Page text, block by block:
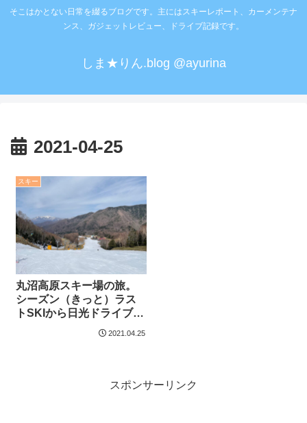
そこはかとない日常を綴るブログです。主にはスキーレポート、カーメンテナ
ンス、ガジェットレビュー、ドライブ記録です。
しま★りん.blog @ayurina
2021-04-25
スキー
丸沼高原スキー場の旅。
シーズン（きっと）ラス
トSKIから日光ドライブ
2021.04.25
スポンサーリンク